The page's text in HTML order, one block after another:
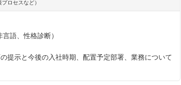
ロセスなど）
語、性格診断）
提示と今後の入社時期、配置予定部署、業務について